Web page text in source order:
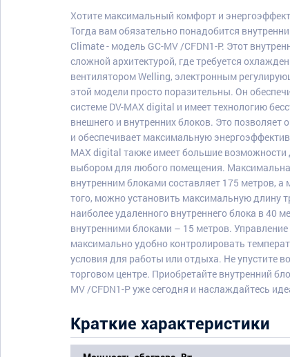
Хотите максимальный комфорт и
Тогда вам обязательно понадобится
Climate - модель GC-MV /CFDN1-P. Этот
сложной архитектурой, где требуется
вентилятором Welling, электронным
этой модели просто поразительны. Он
системе DV-MAX digital и имеет технологию
внешнего и внутренних блоков. Это
и обеспечивает максимальную
MAX digital также имеет большие
выбором для любого помещения.
внутренним блоками составляет 175 метров,
того, можно установить максимальную длину
наиболее удаленного внутреннего блока в
внутренними блоками – 15 метров.
максимально удобно контролировать
условия для работы или отдыха. Не упустите
торговом центре. Приобретайте внутренний
MV /CFDN1-P уже сегодня и наслаждайтесь
Краткие характеристики